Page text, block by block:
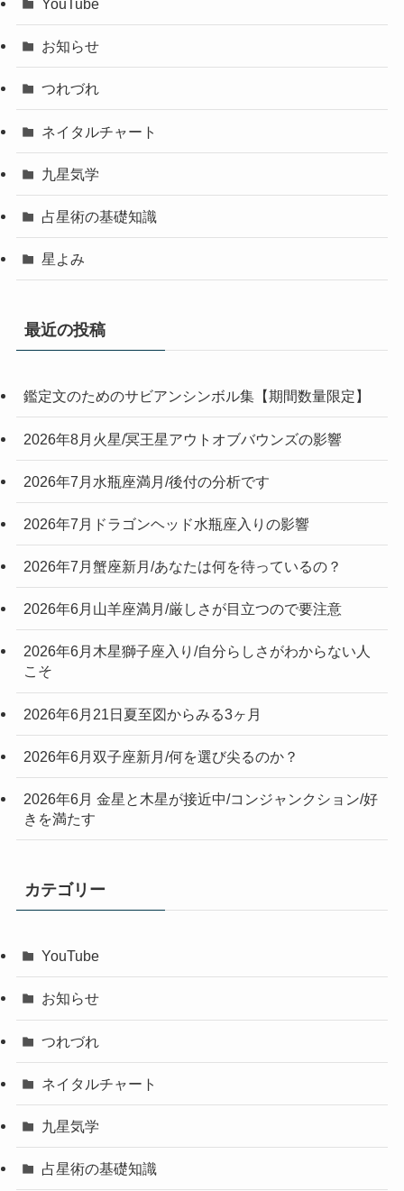
YouTube
お知らせ
つれづれ
ネイタルチャート
九星気学
占星術の基礎知識
星よみ
最近の投稿
鑑定文のためのサビアンシンボル集【期間数量限定】
2026年8月火星/冥王星アウトオブバウンズの影響
2026年7月水瓶座満月/後付の分析です
2026年7月ドラゴンヘッド水瓶座入りの影響
2026年7月蟹座新月/あなたは何を待っているの？
2026年6月山羊座満月/厳しさが目立つので要注意
2026年6月木星獅子座入り/自分らしさがわからない人
こそ
2026年6月21日夏至図からみる3ヶ月
2026年6月双子座新月/何を選び尖るのか？
2026年6月 金星と木星が接近中/コンジャンクション/好
きを満たす
カテゴリー
YouTube
お知らせ
つれづれ
ネイタルチャート
九星気学
占星術の基礎知識